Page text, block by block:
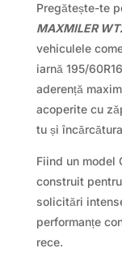
Pregătește-te
MAXMILER
vehiculele
iarnă 195/
aderență
acoperite cu
tu și
Fiind un model
construit
solicitări
performanțe
rece.